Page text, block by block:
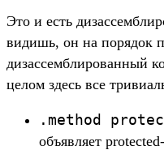
Это и есть
видишь, он на порядок
дизассемблированный
целом здесь все
.method
объявляет